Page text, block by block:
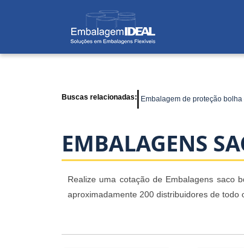
Buscas relacionadas: Embalagem de proteção bolha
EMBALAGENS
Realize uma cotação de Embalagens saco
aproximadamente 200 distribuidores de